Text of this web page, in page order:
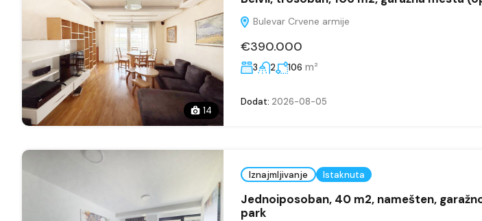
14
Bulevar Crvene armije
€390.000
3 2 106 m²
Dodat: 2026-08-05
Iznajmljivanje Istaknuta
Jednoiposoban, 40 m2, namešten,
park